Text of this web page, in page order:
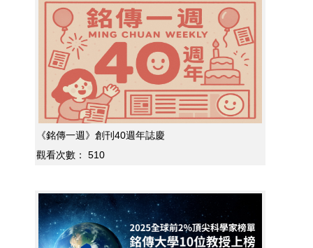
《銘傳一週》創刊40週年誌慶
觀看次數：
510